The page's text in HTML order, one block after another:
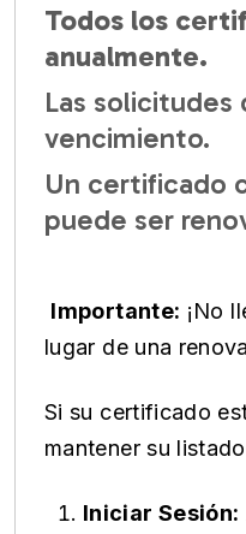
Todos los
anualmente.
Las solicitudes
vencimiento.
Un certificado
puede ser
Importante: ¡No
lugar de una
Si su certificado
mantener su
Iniciar Sesión: